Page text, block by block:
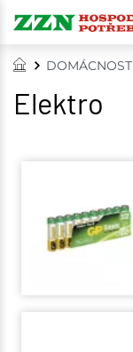
DOMÁCNOST
Elektro